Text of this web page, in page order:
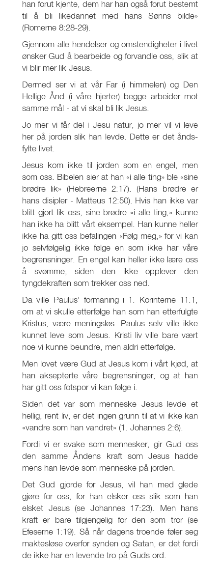
han forut kjente, dem har han også forut bestemt
til å bli likedannet med hans Sønns bilde»
(Romerne 8:28-29).
Gjennom alle hendelser og omstendigheter i livet
ønsker Gud å bearbeide og forvandle oss, slik at
vi blir mer lik Jesus.
Dermed ser vi at vår Far (i himmelen) og Den
Hellige Ånd (i våre hjerter) begge arbeider mot
samme mål - at vi skal bli lik Jesus.
Jo mer vi får del i Jesu natur, jo mer vil vi leve
her på jorden slik han levde. Dette er det ånds-
fylte livet.
Jesus kom ikke til jorden som en engel, men
som oss. Bibelen sier at han «i alle ting» ble «sine
brødre lik» (Hebreerne 2:17). (Hans brødre er
hans disipler - Matteus 12:50). Hvis han ikke var
blitt gjort lik oss, sine brødre «i alle ting,» kunne
han ikke ha blitt vårt eksempel. Han kunne heller
ikke ha gitt oss befalingen «Følg meg,» for vi kan
jo selvfølgelig ikke følge en som ikke har våre
begrensninger. En engel kan heller ikke lære oss
å svømme, siden den ikke opplever den
tyngdekraften som trekker oss ned.
Da ville Paulus' formaning i 1. Korinterne 11:1,
om at vi skulle etterfølge han som han etterfulgte
Kristus, være meningsløs. Paulus selv ville ikke
kunnet leve som Jesus. Kristi liv ville bare vært
noe vi kunne beundre, men aldri etterfølge.
Men lovet være Gud at Jesus kom i vårt kjød, at
han aksepterte våre begrensninger, og at han
har gitt oss fotspor vi kan følge i.
Siden det var som menneske Jesus levde et
hellig, rent liv, er det ingen grunn til at vi ikke kan
«vandre som han vandret» (1. Johannes 2:6).
Fordi vi er svake som mennesker, gir Gud oss
den samme Åndens kraft som Jesus hadde
mens han levde som menneske på jorden.
Det Gud gjorde for Jesus, vil han med glede
gjøre for oss, for han elsker oss slik som han
elsket Jesus (se Johannes 17:23). Men hans
kraft er bare tilgjengelig for den som tror (se
Efeserne 1:19). Så når dagens troende føler seg
maktesløse overfor synden og Satan, er det fordi
de ikke har en levende tro på Guds ord.